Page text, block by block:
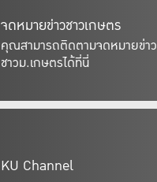
จดหมายข่าวชาวเกษตร
คุณสามารถติดตามจดหมายข่าว
ชาวม.เกษตรได้ที่นี่
KU Channel